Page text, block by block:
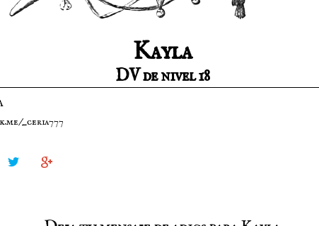
Kayla
DV de nivel 18
_ceria777
 